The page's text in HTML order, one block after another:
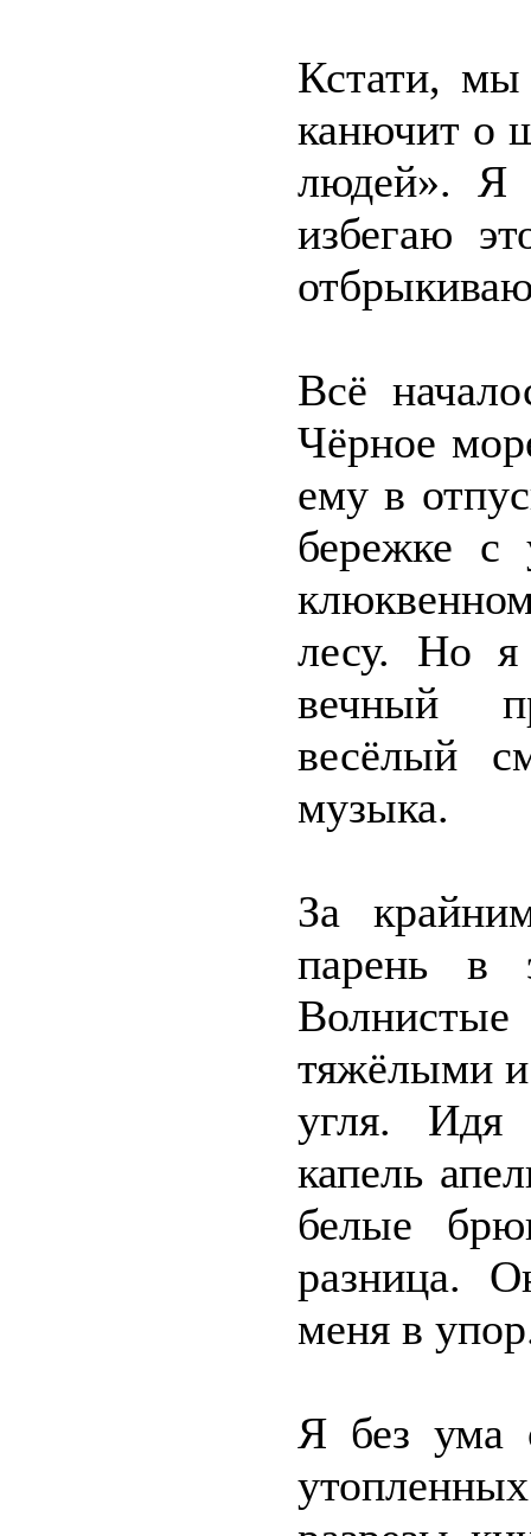
Кстати,
канючит о
людей». Я
избегаю
Всё
Чёрное
ему в
бережке с
лесу. Но я
вечный
весёлый
музыка.
За
парень в
тяжёлыми
угля. Идя
капель
белые
разница.
меня в
Я без ума